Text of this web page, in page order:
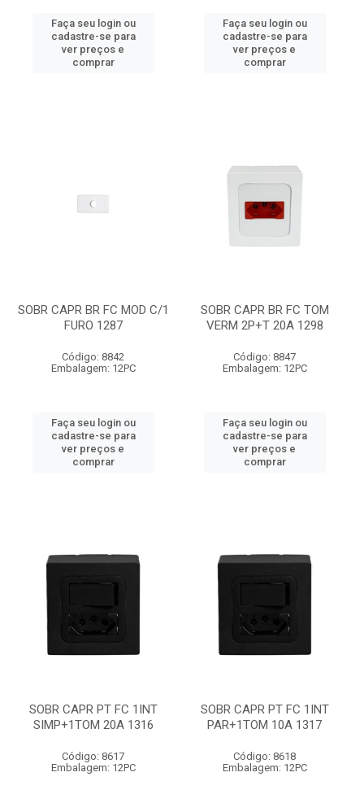
Faça seu login ou
cadastre-se para
ver preços e
comprar
Faça seu login ou
cadastre-se para
ver preços e
comprar
SOBR CAPR BR FC MOD C/1
FURO 1287
Código: 8842
Embalagem: 12PC
Faça seu login ou
cadastre-se para
ver preços e
comprar
SOBR CAPR BR FC TOM
VERM 2P+T 20A 1298
Código: 8847
Embalagem: 12PC
Faça seu login ou
cadastre-se para
ver preços e
comprar
SOBR CAPR PT FC 1INT
SIMP+1TOM 20A 1316
Código: 8617
Embalagem: 12PC
SOBR CAPR PT FC 1INT
PAR+1TOM 10A 1317
Código: 8618
Embalagem: 12PC